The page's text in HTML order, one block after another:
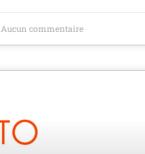
Aucun commentaire